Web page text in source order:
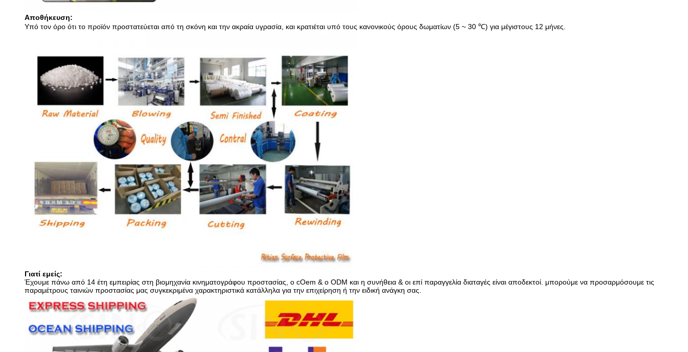
Αποθήκευση:
Υπό τον όρο ότι το προϊόν προστατεύεται από τη σκόνη και την ακραία υγρασία, και κρατιέται υπό τους κανονικούς όρους δωματίων (5 ~ 30 ℃) για μέγιστους 12 μήνες.
Γιατί εμείς:
Έχουμε πάνω από 14 έτη εμπειρίας στη βιομηχανία κινηματογράφου προστασίας, ο cOem & ο ODM και η συνήθεια & οι επί παραγγελία διαταγές είναι αποδεκτοί. μπορούμε να προσαρμόσουμε τις
παραμέτρους ταινιών προστασίας μας συγκεκριμένα χαρακτηριστικά κατάλληλα για την επιχείρηση ή την ειδική ανάγκη σας.